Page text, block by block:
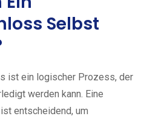
Selbst
ist ein logischer Prozess, der
werden kann. Eine
entscheidend, um